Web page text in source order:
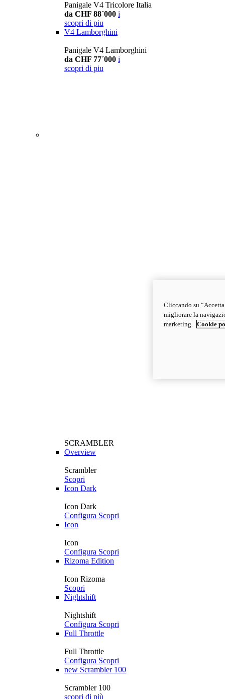
Panigale V4 Tricolore Italia
da CHF 88´000 i
scopri di piu
V4 Lamborghini
Panigale V4 Lamborghini
da CHF 77´000 i
scopri di piu
SCRAMBLER
Overview
Scrambler
Scopri
Icon Dark
Icon Dark
Configura Scopri
Icon
Icon
Configura Scopri
Rizoma Edition
Icon Rizoma
Scopri
Nightshift
Nightshift
Configura Scopri
Full Throttle
Full Throttle
Configura Scopri
new Scrambler 100
Scrambler 100
scopri di più
Cliccando su
migliorare la
marketing.
Cookie